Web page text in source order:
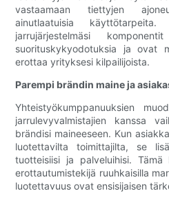
vastaamaan tiettyjen
ainutlaatuisia
jarrujärjestelmäsi
suorituskykyodotuksia ja ovat
erottaa yrityksesi kilpailijoista.
Parempi brändin maine ja
Yhteistyökumppanuuksien
jarrulevyvalmistajien kanssa
brändisi maineeseen. Kun
luotettavilta toimittajilta, se
tuotteisiisi ja palveluihisi.
erottautumistekijä ruuhkaisilla
luotettavuus ovat ensisijaisen